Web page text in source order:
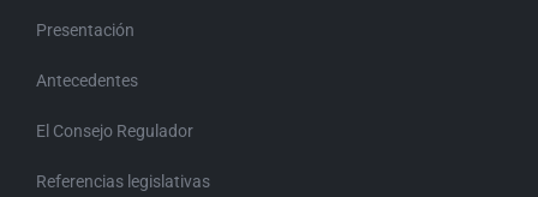
Presentación
Antecedentes
El Consejo Regulador
Referencias legislativas